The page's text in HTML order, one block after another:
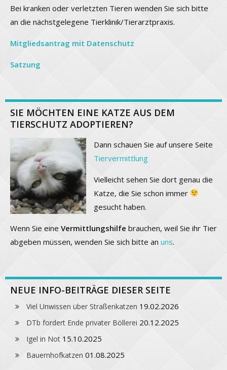
Bei kranken oder verletzten Tieren wenden Sie sich bitte
an die nächstgelegene Tierklinik/Tierarztpraxis.
Mitgliedsantrag mit Datenschutz
Satzung
SIE MÖCHTEN EINE KATZE AUS DEM
TIERSCHUTZ ADOPTIEREN?
Dann schauen Sie auf unsere Seite
Tiervermittlung
Vielleicht sehen Sie dort genau die
Katze, die Sie schon immer
gesucht haben.
Wenn Sie eine Vermittlungshilfe brauchen, weil Sie ihr Tier
abgeben müssen, wenden Sie sich bitte an uns.
NEUE INFO-BEITRÄGE DIESER SEITE
Viel Unwissen über Straßenkatzen 19.02.2026
DTb fordert Ende privater Böllerei 20.12.2025
Igel in Not 15.10.2025
Bauernhofkatzen 01.08.2025